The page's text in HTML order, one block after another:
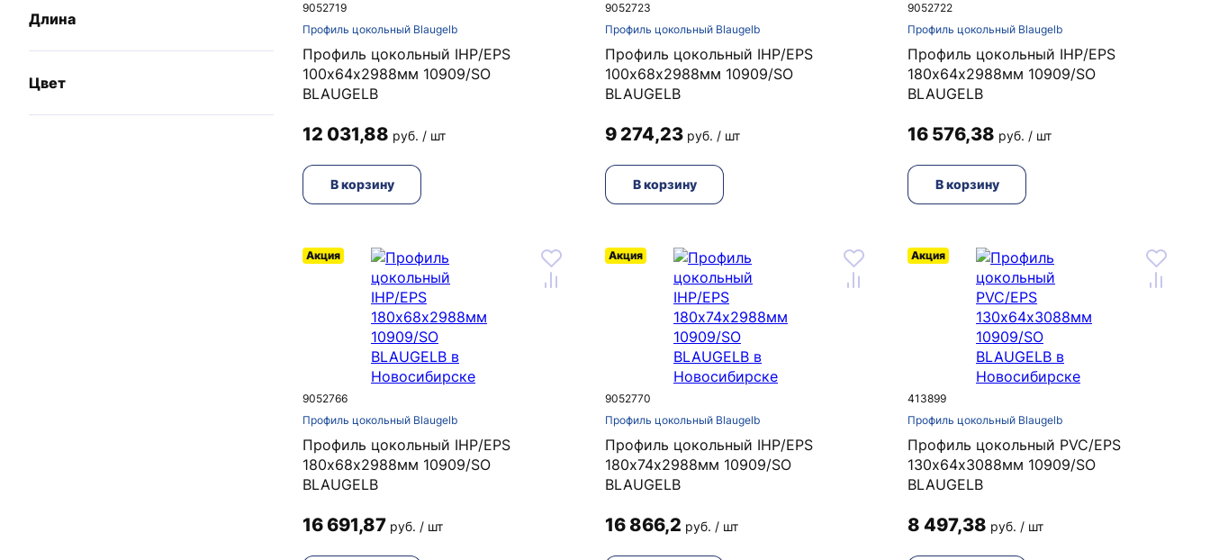
Длина
Цвет
9052719
Профиль цокольный Blaugelb
Профиль цокольный IHP/EPS
100х64х2988мм 10909/SO
BLAUGELB
12 031,88 руб. / шт
В корзину
9052723
Профиль цокольный Blaugelb
Профиль цокольный IHP/EPS
100х68х2988мм 10909/SO
BLAUGELB
9 274,23 руб. / шт
В корзину
9052722
Профиль цокольный Blaugelb
Профиль цокольный IHP/EPS
180х64х2988мм 10909/SO
BLAUGELB
16 576,38 руб. / шт
В корзину
9052766
Профиль цокольный Blaugelb
Акция
Профиль цокольный IHP/EPS
180х68х2988мм 10909/SO
BLAUGELB
16 691,87 руб. / шт
9052770
Профиль цокольный Blaugelb
Акция
Профиль цокольный IHP/EPS
180х74х2988мм 10909/SO
BLAUGELB
16 866,2 руб. / шт
413899
Профиль цокольный Blaugelb
Акция
Профиль цокольный PVC/EPS
130х64х3088мм 10909/SO
BLAUGELB
8 497,38 руб. / шт